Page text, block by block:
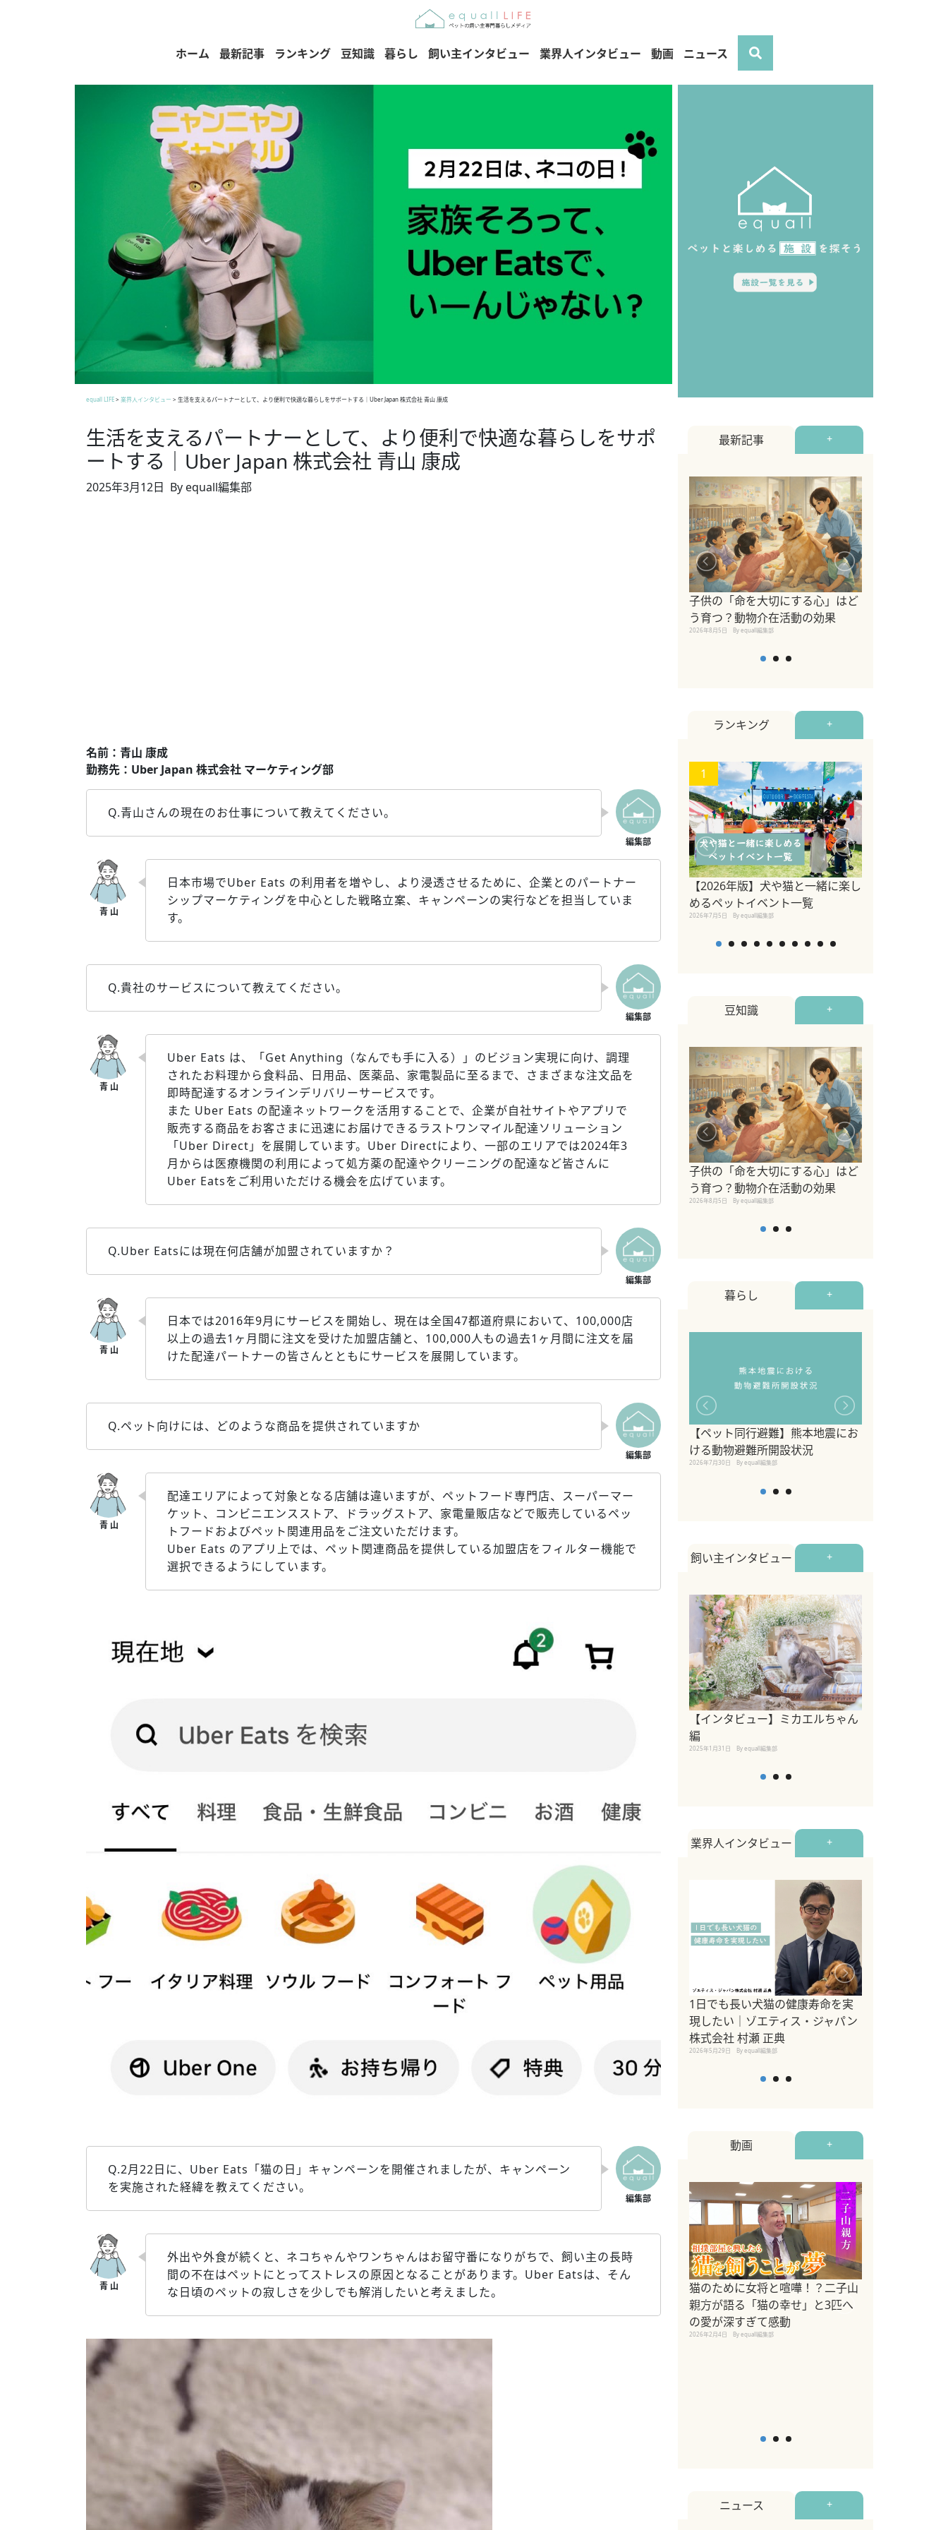
ホーム 最新記事 ランキング 豆知識 暮らし 飼い主インタビュー 業界人インタビュー 動画 ニュース
equall LIFE> 業界人インタビュー > 生活を支えるパートナーとして、より便利で快適な暮らしをサポートする｜Uber Japan 株式会社 青山 康成
生活を支えるパートナーとして、より便利で快適な暮らしをサポ
ートする｜Uber Japan 株式会社 青山 康成
2025年3月12日 By equall編集部
名前：青山 康成
勤務先：Uber Japan 株式会社 マーケティング部
Q.青山さんの現在のお仕事について教えてください。
日本市場でUber Eats の利用者を増やし、より浸透させるために、企業とのパートナー
シップマーケティングを中心とした戦略立案、キャンペーンの実行などを担当していま
す。
Q.貴社のサービスについて教えてください。
Uber Eats は、「Get Anything（なんでも手に入る）」のビジョン実現に向け、調理
されたお料理から食料品、日用品、医薬品、家電製品に至るまで、さまざまな注文品を
即時配達するオンラインデリバリーサービスです。
また Uber Eats の配達ネットワークを活用することで、企業が自社サイトやアプリで
販売する商品をお客さまに迅速にお届けできるラストワンマイル配達ソリューション
「Uber Direct」を展開しています。Uber Directにより、一部のエリアでは2024年3
月からは医療機関の利用によって処方薬の配達やクリーニングの配達など皆さんに
Uber Eatsをご利用いただける機会を広げています。
Q.Uber Eatsには現在何店舗が加盟されていますか？
日本では2016年9月にサービスを開始し、現在は全国47都道府県において、100,000店
以上の過去1ヶ月間に注文を受けた加盟店舗と、100,000人もの過去1ヶ月間に注文を届
けた配達パートナーの皆さんとともにサービスを展開しています。
Q.ペット向けには、どのような商品を提供されていますか
配達エリアによって対象となる店舗は違いますが、ペットフード専門店、スーパーマー
ケット、コンビニエンスストア、ドラッグストア、家電量販店などで販売しているペッ
トフードおよびペット関連用品をご注文いただけます。
Uber Eats のアプリ上では、ペット関連商品を提供している加盟店をフィルター機能で
選択できるようにしています。
Q.2月22日に、Uber Eats「猫の日」キャンペーンを開催されましたが、キャンペーン
を実施された経緯を教えてください。
外出や外食が続くと、ネコちゃんやワンちゃんはお留守番になりがちで、飼い主の長時
間の不在はペットにとってストレスの原因となることがあります。Uber Eatsは、そん
な日頃のペットの寂しさを少しでも解消したいと考えました。
最新記事 +
子供の「命を大切にする心」はど
う育つ？動物介在活動の効果
2026年8月5日 By equall編集部
ランキング +
1
【2026年版】犬や猫と一緒に楽し
めるペットイベント一覧
2026年7月5日 By equall編集部
豆知識 +
子供の「命を大切にする心」はど
う育つ？動物介在活動の効果
2026年8月5日 By equall編集部
暮らし +
【ペット同行避難】熊本地震にお
ける動物避難所開設状況
2026年7月30日 By equall編集部
飼い主インタビュー +
【インタビュー】ミカエルちゃん
編
2025年1月31日 By equall編集部
業界人インタビュー +
1日でも長い犬猫の健康寿命を実
現したい｜ゾエティス・ジャパン
株式会社 村瀬 正典
2026年5月29日 By equall編集部
動画 +
猫のために女将と喧嘩！？二子山
親方が語る「猫の幸せ」と3匹へ
の愛が深すぎて感動
2026年2月4日 By equall編集部
ニュース +